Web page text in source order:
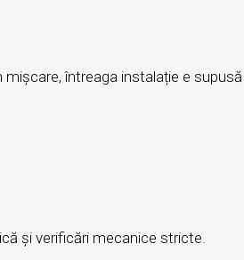
întreaga instalație e
și verificări mecanice stricte.